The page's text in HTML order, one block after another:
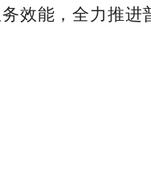
效能，全力推进